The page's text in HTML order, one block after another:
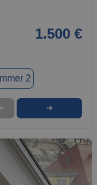
1.500 €
2
➜